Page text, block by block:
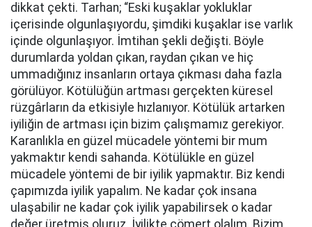
dikkat çekti. Tarhan; “Eski kuşaklar yokluklar
içerisinde olgunlaşıyordu, şimdiki kuşaklar ise varlık
içinde olgunlaşıyor. İmtihan şekli değişti. Böyle
durumlarda yoldan çıkan, raydan çıkan ve hiç
ummadığınız insanların ortaya çıkması daha fazla
görülüyor. Kötülüğün artması gerçekten küresel
rüzgârların da etkisiyle hızlanıyor. Kötülük artarken
iyiliğin de artması için bizim çalışmamız gerekiyor.
Karanlıkla en güzel mücadele yöntemi bir mum
yakmaktır kendi sahanda. Kötülükle en güzel
mücadele yöntemi de bir iyilik yapmaktır. Biz kendi
çapımızda iyilik yapalım. Ne kadar çok insana
ulaşabilir ne kadar çok iyilik yapabilirsek o kadar
değer üretmiş oluruz. İyilikte cömert olalım. Bizim